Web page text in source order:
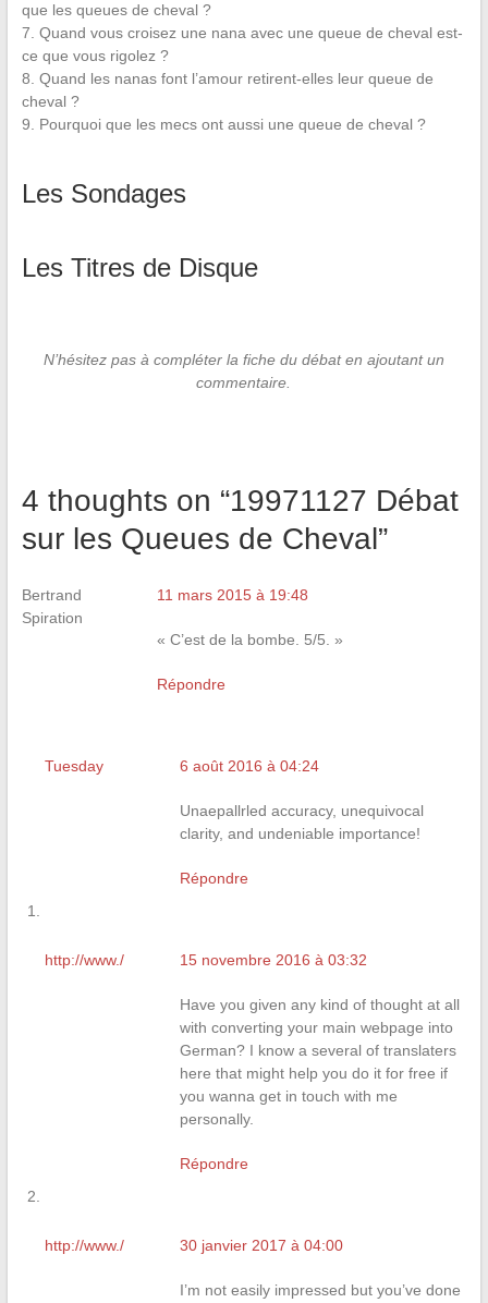
que les queues de cheval ?
7. Quand vous croisez une nana avec une queue de cheval est-
ce que vous rigolez ?
8. Quand les nanas font l’amour retirent-elles leur queue de
cheval ?
9. Pourquoi que les mecs ont aussi une queue de cheval ?
Les Sondages
Les Titres de Disque
N’hésitez pas à compléter la fiche du débat en ajoutant un
commentaire.
4 thoughts on “19971127 Débat
sur les Queues de Cheval”
Bertrand
Spiration
11 mars 2015 à 19:48
« C’est de la bombe. 5/5. »
Répondre
Tuesday 6 août 2016 à 04:24
Unaepallrled accuracy, unequivocal
clarity, and undeniable importance!
Répondre
http://www./ 15 novembre 2016 à 03:32
Have you given any kind of thought at all
with converting your main webpage into
German? I know a several of translaters
here that might help you do it for free if
you wanna get in touch with me
personally.
Répondre
http://www./ 30 janvier 2017 à 04:00
I’m not easily impressed but you’ve done